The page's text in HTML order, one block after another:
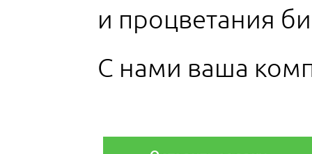
и процветания
С нами ваша